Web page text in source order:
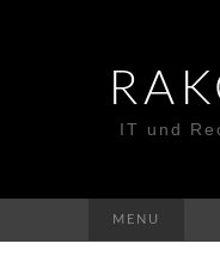
IT und
MENU